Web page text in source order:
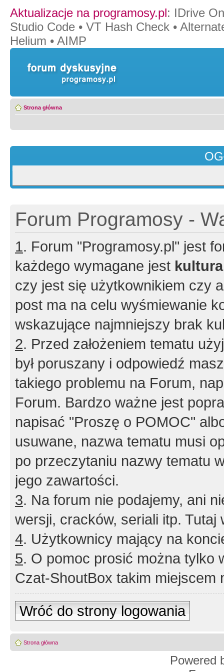
Aktualizacje na programosy.pl: IDrive
Studio Code • VT Hash Check •
Helium • AIMP
Strona główna
Forum Programosy -
1. Forum "Programosy.pl" jest
każdego wymagane jest
czy jest się użytkownikiem czy
post ma na celu wyśmiewanie
wskazujące najmniejszy brak
2. Przed założeniem tematu
był poruszany i odpowiedź
takiego problemu na Forum,
Forum. Bardzo ważne jest
napisać "Proszę o POMOC"
usuwane, nazwa tematu musi
po przeczytaniu nazwy tematu
jego zawartości.
3. Na forum nie podajemy, ani
wersji, cracków, seriali itp. Tutaj
4. Użytkownicy mający na
5. O pomoc prosić można tylko
Czat-ShoutBox takim miejscem
Wróć do strony logowania
Strona główna
Powered